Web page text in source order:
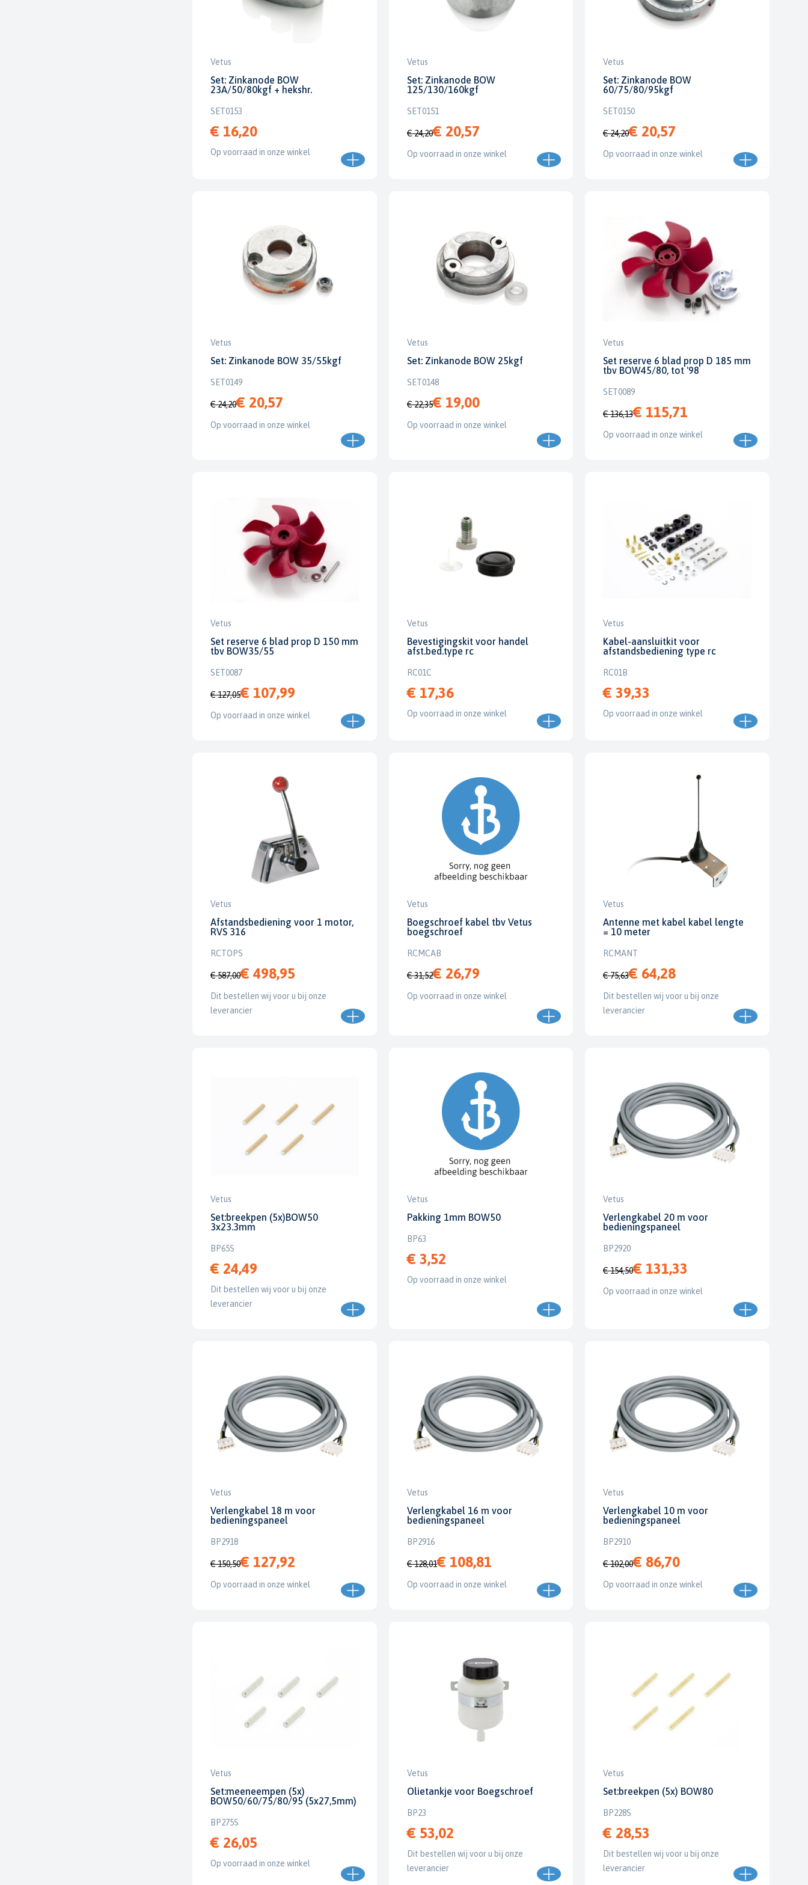
Vetus
Set: Zinkanode BOW
23A/50/80kgf + hekshr.
SET0153
€ 16,20
Op voorraad in onze winkel
Vetus
Set: Zinkanode BOW
125/130/160kgf
SET0151
€ 24,20€ 20,57
Op voorraad in onze winkel
Vetus
Set: Zinkanode BOW
60/75/80/95kgf
SET0150
€ 24,20€ 20,57
Op voorraad in onze winkel
Vetus
Set: Zinkanode BOW 35/55kgf
SET0149
€ 24,20€ 20,57
Op voorraad in onze winkel
Vetus
Set: Zinkanode BOW 25kgf
SET0148
€ 22,35€ 19,00
Op voorraad in onze winkel
Vetus
Set reserve 6 blad prop D 185 mm
tbv BOW45/80, tot '98
SET0089
€ 136,13€ 115,71
Op voorraad in onze winkel
Vetus
Set reserve 6 blad prop D 150 mm
tbv BOW35/55
SET0087
€ 127,05€ 107,99
Op voorraad in onze winkel
Vetus
Bevestigingskit voor handel
afst.bed.type rc
RC01C
€ 17,36
Op voorraad in onze winkel
Vetus
Kabel-aansluitkit voor
afstandsbediening type rc
RC01B
€ 39,33
Op voorraad in onze winkel
Vetus
Afstandsbediening voor 1 motor,
RVS 316
RCTOPS
€ 587,00€ 498,95
Dit bestellen wij voor u bij onze
leverancier
Vetus
Boegschroef kabel tbv Vetus
boegschroef
RCMCAB
€ 31,52€ 26,79
Op voorraad in onze winkel
Vetus
Antenne met kabel kabel lengte
= 10 meter
RCMANT
€ 75,63€ 64,28
Dit bestellen wij voor u bij onze
leverancier
Vetus
Set:breekpen (5x)BOW50
3x23.3mm
BP65S
€ 24,49
Dit bestellen wij voor u bij onze
leverancier
Vetus
Pakking 1mm BOW50
BP63
€ 3,52
Op voorraad in onze winkel
Vetus
Verlengkabel 20 m voor
bedieningspaneel
BP2920
€ 154,50€ 131,33
Op voorraad in onze winkel
Vetus
Verlengkabel 18 m voor
bedieningspaneel
BP2918
€ 150,50€ 127,92
Op voorraad in onze winkel
Vetus
Verlengkabel 16 m voor
bedieningspaneel
BP2916
€ 128,01€ 108,81
Op voorraad in onze winkel
Vetus
Verlengkabel 10 m voor
bedieningspaneel
BP2910
€ 102,00€ 86,70
Op voorraad in onze winkel
Vetus
Set:meeneempen (5x)
BOW50/60/75/80/95 (5x27,5mm)
BP275S
€ 26,05
Op voorraad in onze winkel
Vetus
Olietankje voor Boegschroef
BP23
€ 53,02
Dit bestellen wij voor u bij onze
leverancier
Vetus
Set:breekpen (5x) BOW80
BP228S
€ 28,53
Dit bestellen wij voor u bij onze
leverancier